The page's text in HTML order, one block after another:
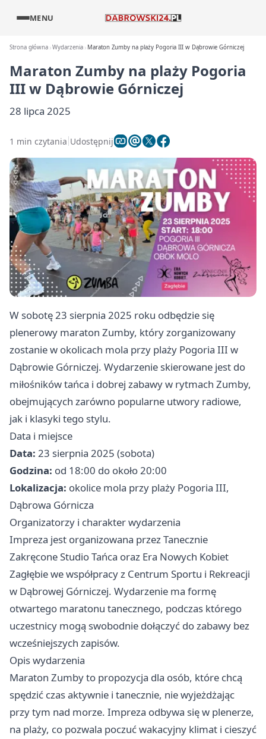
MENU
Strona główna Wydarzenia Maraton Zumby na plaży Pogoria III w Dąbrowie Górniczej
Maraton Zumby na plaży Pogoria
III w Dąbrowie Górniczej
28 lipca 2025
1 min czytania Udostępnij
W sobotę 23 sierpnia 2025 roku odbędzie się
plenerowy maraton Zumby, który zorganizowany
zostanie w okolicach mola przy plaży Pogoria III w
Dąbrowie Górniczej. Wydarzenie skierowane jest do
miłośników tańca i dobrej zabawy w rytmach Zumby,
obejmujących zarówno popularne utwory radiowe,
jak i klasyki tego stylu.
Data i miejsce
Data: 23 sierpnia 2025 (sobota)
Godzina: od 18:00 do około 20:00
Lokalizacja: okolice mola przy plaży Pogoria III,
Dąbrowa Górnicza
Organizatorzy i charakter wydarzenia
Impreza jest organizowana przez Tanecznie
Zakręcone Studio Tańca oraz Era Nowych Kobiet
Zagłębie we współpracy z Centrum Sportu i Rekreacji
w Dąbrowej Górniczej. Wydarzenie ma formę
otwartego maratonu tanecznego, podczas którego
uczestnicy mogą swobodnie dołączyć do zabawy bez
wcześniejszych zapisów.
Opis wydarzenia
Maraton Zumby to propozycja dla osób, które chcą
spędzić czas aktywnie i tanecznie, nie wyjeżdżając
przy tym nad morze. Impreza odbywa się w plenerze,
na plaży, co pozwala poczuć wakacyjny klimat i cieszyć